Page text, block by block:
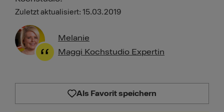
Zuletzt aktualisiert: 15.03.2019
Melanie
Maggi Kochstudio Expertin
Als Favorit speichern